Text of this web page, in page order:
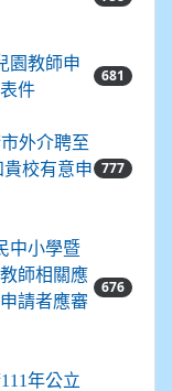
園教師申
件
681
外介聘至
校有意申 777
中小學暨
師相關應
請者應審
676
年公立